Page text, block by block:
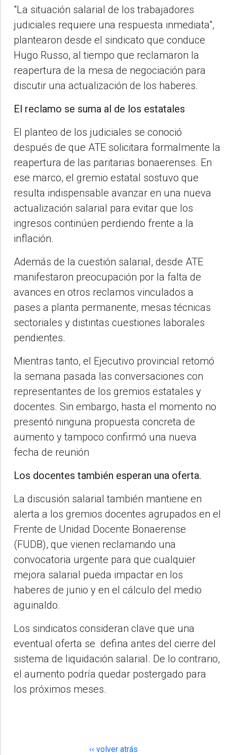
"La situación salarial de los trabajadores
judiciales requiere una respuesta inmediata",
plantearon desde el sindicato que conduce
Hugo Russo, al tiempo que reclamaron la
reapertura de la mesa de negociación para
discutir una actualización de los haberes.
El reclamo se suma al de los estatales
El planteo de los judiciales se conoció
después de que ATE solicitara formalmente la
reapertura de las paritarias bonaerenses. En
ese marco, el gremio estatal sostuvo que
resulta indispensable avanzar en una nueva
actualización salarial para evitar que los
ingresos continúen perdiendo frente a la
inflación.
Además de la cuestión salarial, desde ATE
manifestaron preocupación por la falta de
avances en otros reclamos vinculados a
pases a planta permanente, mesas técnicas
sectoriales y distintas cuestiones laborales
pendientes.
Mientras tanto, el Ejecutivo provincial retomó
la semana pasada las conversaciones con
representantes de los gremios estatales y
docentes. Sin embargo, hasta el momento no
presentó ninguna propuesta concreta de
aumento y tampoco confirmó una nueva
fecha de reunión
Los docentes también esperan una oferta.
La discusión salarial también mantiene en
alerta a los gremios docentes agrupados en el
Frente de Unidad Docente Bonaerense
(FUDB), que vienen reclamando una
convocatoria urgente para que cualquier
mejora salarial pueda impactar en los
haberes de junio y en el cálculo del medio
aguinaldo.
Los sindicatos consideran clave que una
eventual oferta se defina antes del cierre del
sistema de liquidación salarial. De lo contrario,
el aumento podría quedar postergado para
los próximos meses.
‹‹ volver atrás